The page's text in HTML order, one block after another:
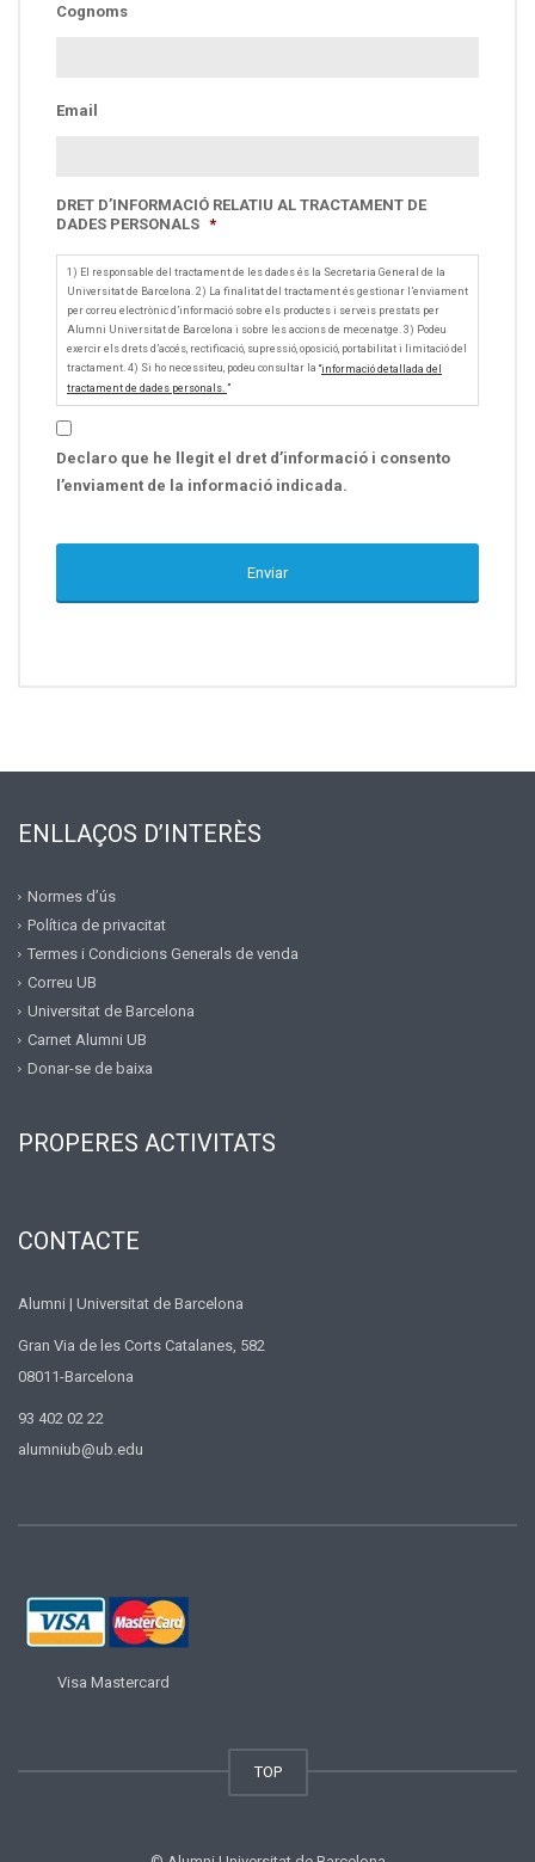
Cognoms
Email
DRET D’INFORMACIÓ RELATIU AL TRACTAMENT DE
DADES PERSONALS *
1) El responsable del tractament de les dades és la Secretaria General de la
Universitat de Barcelona. 2) La finalitat del tractament és gestionar l’enviament
per correu electrònic d’informació sobre els productes i serveis prestats per
Alumni Universitat de Barcelona i sobre les accions de mecenatge. 3) Podeu
exercir els drets d’accés, rectificació, supressió, oposició, portabilitat i limitació del
tractament. 4) Si ho necessiteu, podeu consultar la “informació detallada del
tractament de dades personals. ”
Declaro que he llegit el dret d’informació i consento
l’enviament de la informació indicada.
ENLLAÇOS D’INTERÈS
Normes d’ús
Política de privacitat
Termes i Condicions Generals de venda
Correu UB
Universitat de Barcelona
Carnet Alumni UB
Donar-se de baixa
PROPERES ACTIVITATS
CONTACTE
Alumni | Universitat de Barcelona
Gran Via de les Corts Catalanes, 582
08011-Barcelona
93 402 02 22
alumniub@ub.edu
Visa Mastercard
TOP